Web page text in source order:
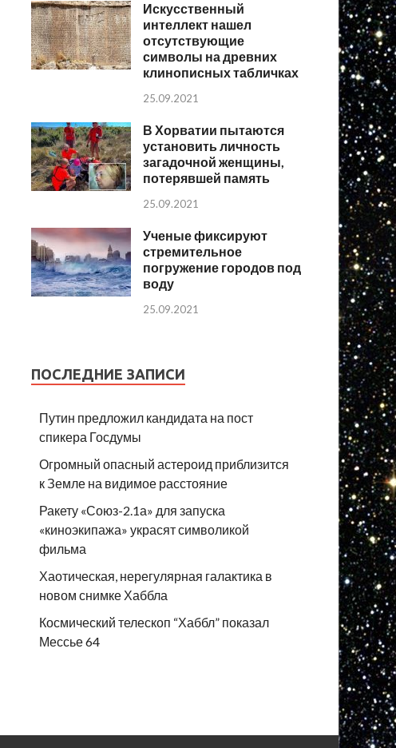
Искусственный
интеллект нашел
отсутствующие
символы на древних
клинописных табличках
25.09.2021
В Хорватии пытаются
установить личность
загадочной женщины,
потерявшей память
25.09.2021
Ученые фиксируют
стремительное
погружение городов под
воду
25.09.2021
ПОСЛЕДНИЕ ЗАПИСИ
Путин предложил кандидата на пост
спикера Госдумы
Огромный опасный астероид приблизится
к Земле на видимое расстояние
Ракету «Союз-2.1а» для запуска
«киноэкипажа» украсят символикой
фильма
Хаотическая, нерегулярная галактика в
новом снимке Хаббла
Космический телескоп “Хаббл” показал
Мессье 64